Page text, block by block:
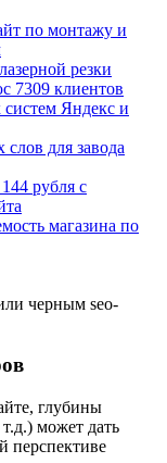
по монтажу и
резки
7309 клиентов
систем Яндекc и
для завода
рубля с
магазина по
черным seo-
глубины
может дать
перспективе